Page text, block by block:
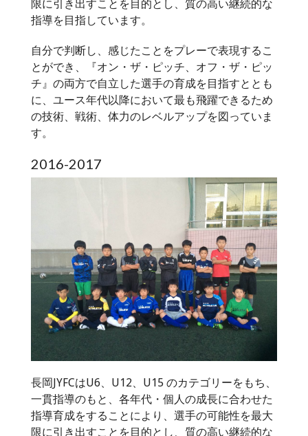
限に引き出すことを目的とし、質の高い継続的な
指導を目指しています。
自分で判断し、感じたことをプレーで表現するこ
とができ、『オン・ザ・ピッチ、オフ・ザ・ピッ
チ』の両方で自立した選手の育成を目指すととも
に、ユース年代以降において最も飛躍できるため
の技術、戦術、体力のレベルアップを図っていま
す。
2016-2017
長岡JYFCはU6、U12、U15 のカテゴリーをもち、
一貫指導のもと、各年代・個人の成長に合わせた
指導育成をすることにより、選手の可能性を最大
限に引き出すことを目的とし、質の高い継続的な